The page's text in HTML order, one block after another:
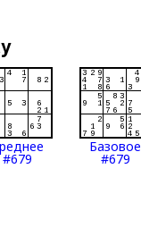
#679
Базовое
#679